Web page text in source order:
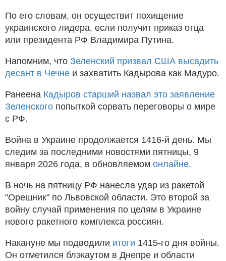
По его словам, он осуществит похищение
украинского лидера, если получит приказ отца
или президента РФ Владимира Путина.
Напомним, что Зеленский призвал США высадить
десант в Чечне и захватить Кадырова как Мадуро.
Ранеена Кадыров старший назвал это заявление
Зеленского попыткой сорвать переговоры о мире
с РФ.
Война в Украине продолжается 1416-й день. Мы
следим за последними новостями пятницы, 9
января 2026 года, в обновляемом онлайне.
В ночь на пятницу РФ нанесла удар из ракетой
"Орешник" по Львовской области. Это второй за
войну случай применения по целям в Украине
нового ракетного комплекса россиян.
Накануне мы подводили итоги 1415-го дня войны.
Он отметился блэкаутом в Днепре и области